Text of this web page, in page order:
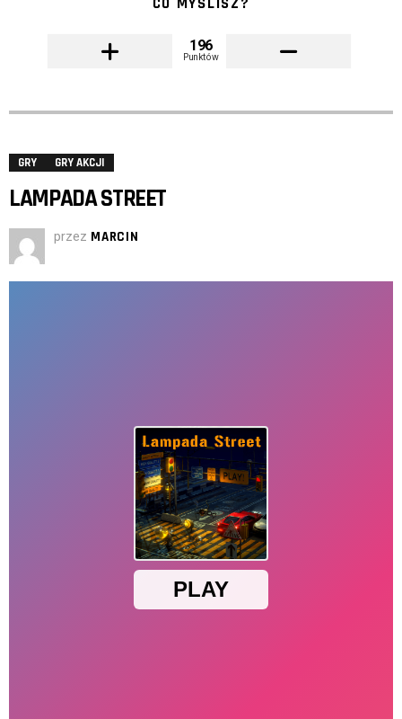
196
Punktów
GRY GRY AKCJI
LAMPADA STREET
przez MARCIN